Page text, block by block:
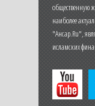
общественную
наиболее
"Ансар.Ru",
исламских